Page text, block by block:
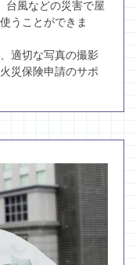
台風などの災害で屋
うことができま
適切な写真の撮影
災保険申請のサポ